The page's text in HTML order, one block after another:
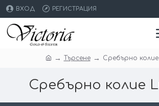
ВХОД РЕГИСТРАЦИЯ
Търсене Сребърно
Сребърно колие